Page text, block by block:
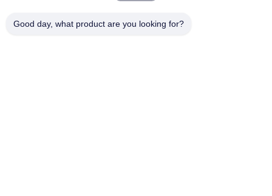
品質管理
Good day, what product are you looking for?